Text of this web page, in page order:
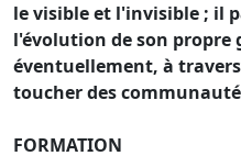
le visible et l'invisible ; il
l'évolution de son propre
éventuellement, à
toucher des
FORMATION